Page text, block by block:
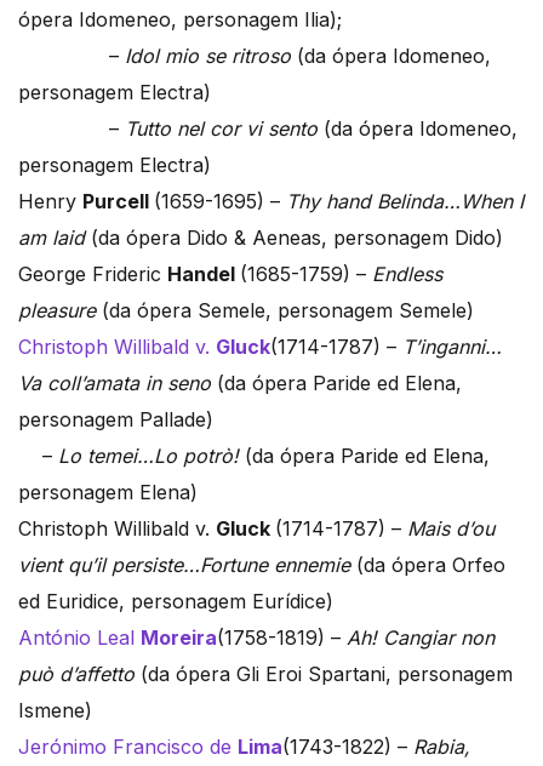
ópera Idomeneo, personagem Ilia);
– Idol mio se ritroso (da ópera Idomeneo,
personagem Electra)
– Tutto nel cor vi sento (da ópera Idomeneo,
personagem Electra)
Henry Purcell (1659-1695) – Thy hand Belinda…When I
am laid(da ópera Dido & Aeneas, personagem Dido)
George Frideric Handel (1685-1759) – Endless
pleasure(da ópera Semele, personagem Semele)
Christoph Willibald v. Gluck(1714-1787) – T’inganni…
Va coll’amata in seno (da ópera Paride ed Elena,
personagem Pallade)
– Lo temei…Lo potrò!(da ópera Paride ed Elena,
personagem Elena)
Christoph Willibald v. Gluck (1714-1787) – Mais d’ou
vient qu’il persiste…Fortune ennemie(da ópera Orfeo
ed Euridice, personagem Eurídice)
António Leal Moreira(1758-1819) – Ah! Cangiar non
può d’affetto (da ópera Gli Eroi Spartani, personagem
Ismene)
Jerónimo Francisco de Lima(1743-1822) – Rabia,